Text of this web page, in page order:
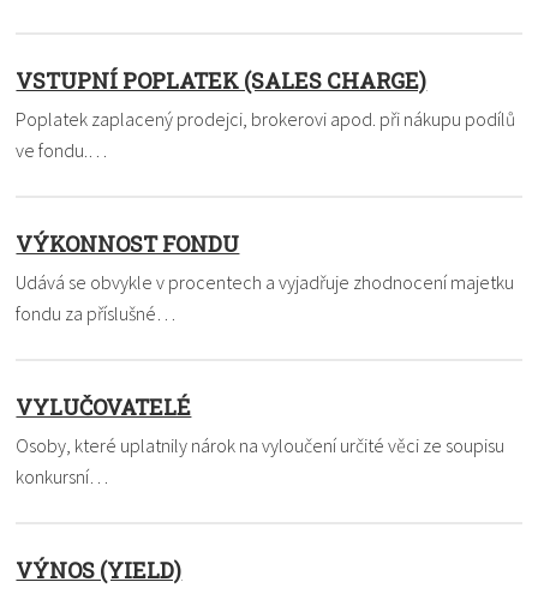
VSTUPNÍ POPLATEK (SALES CHARGE)
Poplatek zaplacený prodejci, brokerovi apod. při nákupu podílů
ve fondu.…
VÝKONNOST FONDU
Udává se obvykle v procentech a vyjadřuje zhodnocení majetku
fondu za příslušné…
VYLUČOVATELÉ
Osoby, které uplatnily nárok na vyloučení určité věci ze soupisu
konkursní…
VÝNOS (YIELD)